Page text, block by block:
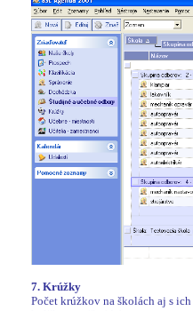
7. Krúžky
Počet krúžkov na školách aj s